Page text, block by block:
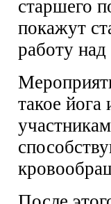
старшего
покажут
работу
такое йога